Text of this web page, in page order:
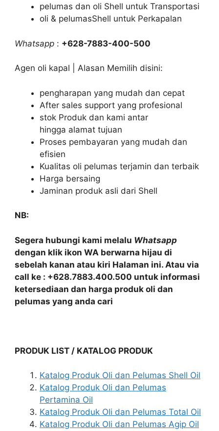
pelumas dan oli Shell untuk Transportasi
oli & pelumasShell untuk Perkapalan
Whatsapp : +628-7883-400-500
Agen oli kapal | Alasan Memilih disini:
pengharapan yang mudah dan cepat
After sales support yang profesional
stok Produk dan kami antar
hingga alamat tujuan
Proses pembayaran yang mudah dan
efisien
Kualitas oli pelumas terjamin dan terbaik
Harga bersaing
Jaminan produk asli dari Shell
NB:
Segera hubungi kami melalu Whatsapp
dengan klik ikon WA berwarna hijau di
sebelah kanan atau kiri Halaman ini. Atau via
call ke : +628.7883.400.500 untuk informasi
ketersediaan dan harga produk oli dan
pelumas yang anda cari
PRODUK LIST / KATALOG PRODUK
Katalog Produk Oli dan Pelumas Shell Oil
Katalog Produk Oli dan Pelumas
Pertamina Oil
Katalog Produk Oli dan Pelumas Total Oil
Katalog Produk Oli dan Pelumas Agip Oil